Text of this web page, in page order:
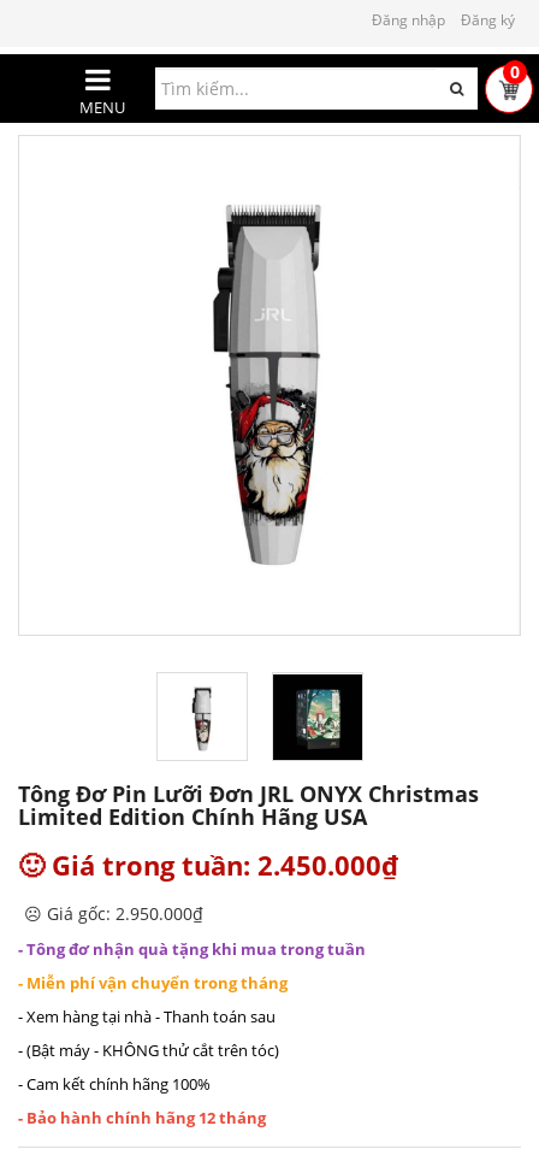
Đăng nhập Đăng ký
MENU
0
Tông Đơ Pin Lưỡi Đơn JRL ONYX Christmas
Limited Edition Chính Hãng USA
🙂 Giá trong tuần: 2.450.000₫
☹️ Giá gốc: 2.950.000₫
- Tông đơ nhận quà tặng khi mua trong tuần
- Miễn phí vận chuyển trong tháng
- Xem hàng tại nhà - Thanh toán sau
- (Bật máy - KHÔNG thử cắt trên tóc)
- Cam kết chính hãng 100%
- Bảo hành chính hãng 12 tháng